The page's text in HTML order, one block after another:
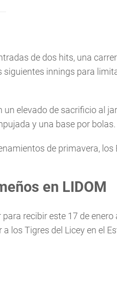
de dos hits, una
innings para
elevado de sacrificio al
y una base por bolas.
de primavera, los
en LIDOM
recibir este 17 de enero
los Tigres del Licey en el